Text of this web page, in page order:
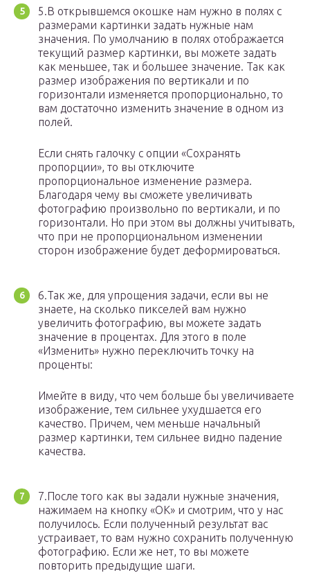
5.В открывшемся окошке нам нужно в полях с
размерами картинки задать нужные нам
значения. По умолчанию в полях отображается
текущий размер картинки, вы можете задать
как меньшее, так и большее значение. Так как
размер изображения по вертикали и по
горизонтали изменяется пропорционально, то
вам достаточно изменить значение в одном из
полей.
Если снять галочку с опции «Сохранять
пропорции», то вы отключите
пропорциональное изменение размера.
Благодаря чему вы сможете увеличивать
фотографию произвольно по вертикали, и по
горизонтали. Но при этом вы должны учитывать,
что при не пропорциональном изменении
сторон изображение будет деформироваться.
6.Так же, для упрощения задачи, если вы не
знаете, на сколько пикселей вам нужно
увеличить фотографию, вы можете задать
значение в процентах. Для этого в поле
«Изменить» нужно переключить точку на
проценты:
Имейте в виду, что чем больше бы увеличиваете
изображение, тем сильнее ухудшается его
качество. Причем, чем меньше начальный
размер картинки, тем сильнее видно падение
качества.
7.После того как вы задали нужные значения,
нажимаем на кнопку «ОК» и смотрим, что у нас
получилось. Если полученный результат вас
устраивает, то вам нужно сохранить полученную
фотографию. Если же нет, то вы можете
повторить предыдущие шаги.